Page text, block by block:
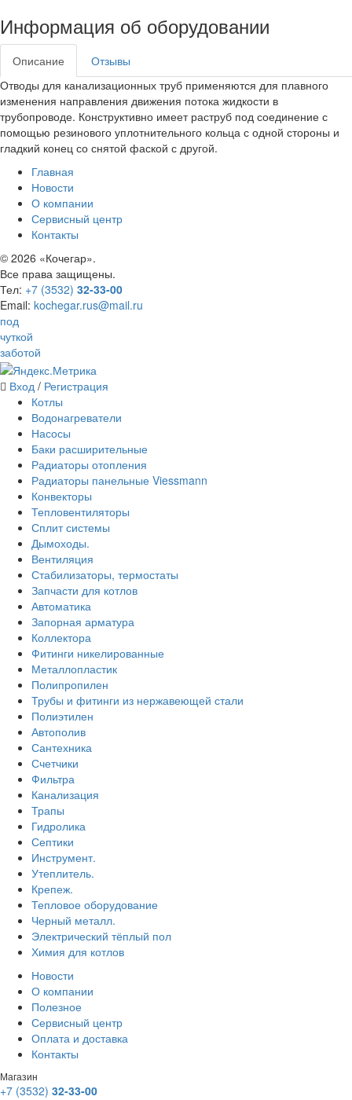
Информация об оборудовании
Описание
Отзывы
Отводы для канализационных труб применяются для плавного
изменения направления движения потока жидкости в
трубопроводе. Конструктивно имеет раструб под соединение с
помощью резинового уплотнительного кольца с одной стороны и
гладкий конец со снятой фаской с другой.
Главная
Новости
О компании
Сервисный центр
Контакты
© 2026 «Кочегар».
Все права защищены.
Тел: +7 (3532) 32-33-00
Email: kochegar.rus@mail.ru
под
чуткой
заботой
Вход / Регистрация
Котлы
Водонагреватели
Насосы
Баки расширительные
Радиаторы отопления
Радиаторы панельные Viessmann
Конвекторы
Тепловентиляторы
Сплит системы
Дымоходы.
Вентиляция
Стабилизаторы, термостаты
Запчасти для котлов
Автоматика
Запорная арматура
Коллектора
Фитинги никелированные
Металлопластик
Полипропилен
Трубы и фитинги из нержавеющей стали
Полиэтилен
Автополив
Сантехника
Счетчики
Фильтра
Канализация
Трапы
Гидролика
Септики
Инструмент.
Утеплитель.
Крепеж.
Тепловое оборудование
Черный металл.
Электрический тёплый пол
Химия для котлов
Новости
О компании
Полезное
Сервисный центр
Оплата и доставка
Контакты
Магазин
+7 (3532) 32-33-00